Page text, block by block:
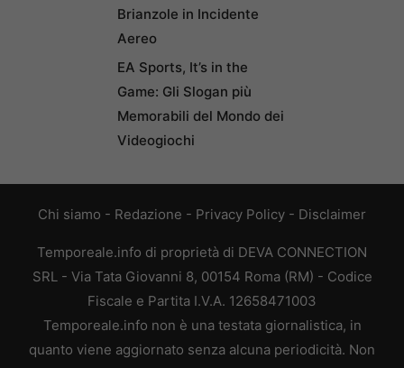
Brianzole in Incidente
Aereo
EA Sports, It’s in the
Game: Gli Slogan più
Memorabili del Mondo dei
Videogiochi
Chi siamo - Redazione - Privacy Policy - Disclaimer
Temporeale.info di proprietà di DEVA CONNECTION
SRL - Via Tata Giovanni 8, 00154 Roma (RM) - Codice
Fiscale e Partita I.V.A. 12658471003
Temporeale.info non è una testata giornalistica, in
quanto viene aggiornato senza alcuna periodicità. Non